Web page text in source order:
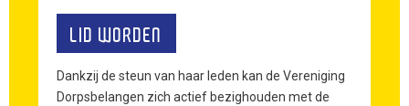
LID WORDEN
Dankzij de steun van haar leden kan de Vereniging
Dorpsbelangen zich actief bezighouden met de